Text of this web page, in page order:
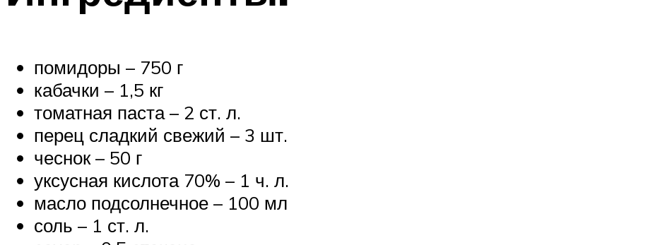
помидоры – 750 г
кабачки – 1,5 кг
томатная паста – 2 ст. л.
перец сладкий свежий – 3 шт.
чеснок – 50 г
уксусная кислота 70% – 1 ч. л.
масло подсолнечное – 100 мл
соль – 1 ст. л.